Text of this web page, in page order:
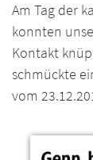
Am Tag der
konnten
Kontakt
schmückte
vom